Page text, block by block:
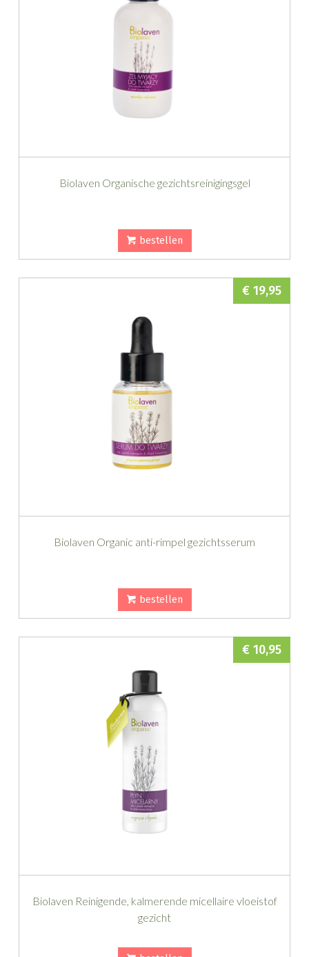
Biolaven Organische gezichtsreinigingsgel
bestellen
Biolaven Organic anti-rimpel gezichtsserum
€ 19,95
bestellen
Biolaven Reinigende, kalmerende micellaire vloeistof
gezicht
€ 10,95